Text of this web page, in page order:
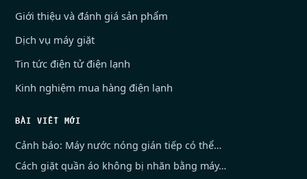
Giới thiệu và đánh giá sản phẩm
Dịch vụ máy giặt
Tin tức điện tử điện lạnh
Kinh nghiệm mua hàng điện lạnh
BÀI VIẾT MỚI
Cảnh báo: Máy nước nóng gián tiếp có thể…
Cách giặt quần áo không bị nhăn bằng máy…